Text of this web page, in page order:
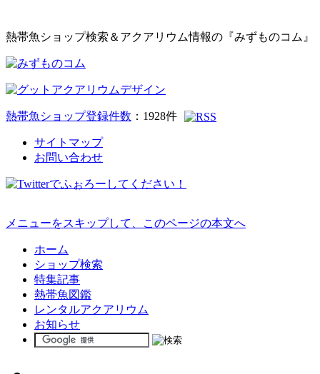
熱帯魚ショップ検索＆アクアリウム情報の『みずものコム』
熱帯魚ショップ登録件数 ： 1928件
サイトマップ
お問い合わせ
メニューをスキップして、このページの本文へ
ホーム
ショップ検索
特集記事
熱帯魚図鑑
レンタルアクアリウム
お知らせ